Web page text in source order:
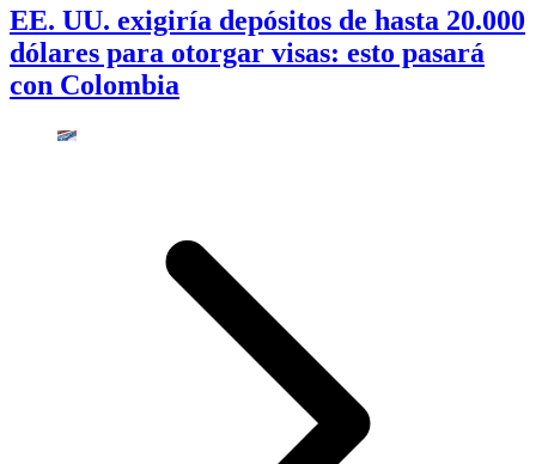
EE. UU. exigiría depósitos de hasta 20.000
dólares para otorgar visas: esto pasará
con Colombia